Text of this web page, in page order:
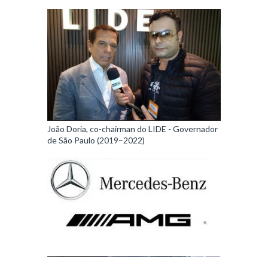
João Doria, co-chairman do LIDE - Governador
de São Paulo (2019–2022)